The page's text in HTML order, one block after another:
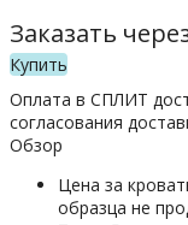
Заказать
Купить
Оплата в СПЛИТ
согласования
Обзор
Цена за
образца не